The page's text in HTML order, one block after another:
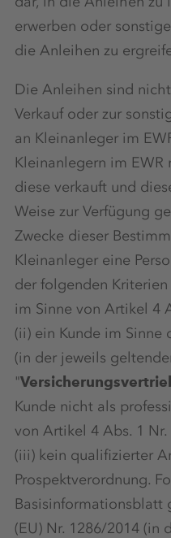
erwerben oder
die Anleihen zu
Die Anleihen sind
Verkauf oder zur
an Kleinanleger im
Kleinanlegern im
diese verkauft und
Weise zur Verfügung
Zwecke dieser
Kleinanleger eine
der folgenden
im Sinne von Artikel 4
(ii) ein Kunde im Sinne
(in der jeweils
"
Kunde nicht als
von Artikel 4 Abs. 1
(iii) kein qualifizierter
Prospektverordnung.
Basisinformationsblatt
(EU) Nr. 1286/2014 (in